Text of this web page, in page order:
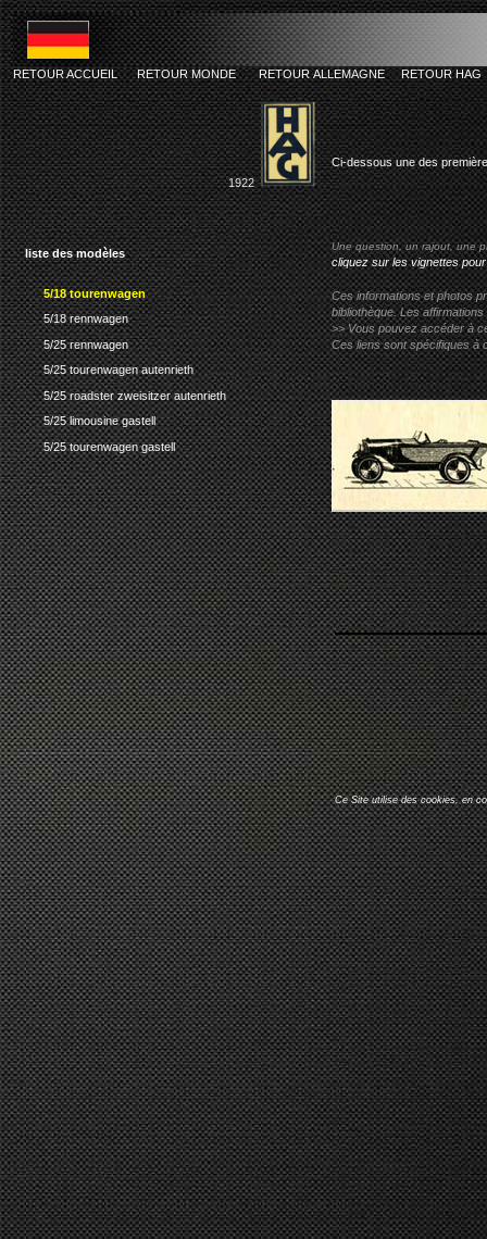
liste des modèles
5/18 tourenwagen
5/18 rennwagen
5/25 rennwagen
5/25 tourenwagen autenrieth
5/25 roadster zweisitzer autenrieth
5/25 limousine gastell
5/25 tourenwagen gastell
hag 5/18
RETOUR ACCUEIL RETOUR MONDE RETOUR ALLEMAGNE RETOUR HAG
1922
Ci-dessous une des
Une question, un rajout, une
cliquez sur les vignettes
Ces informations et photos
bibliothèque. Les
>> Vous pouvez accéder à
Ces liens sont spécifiques à
Ce Site utilise des cookies, en